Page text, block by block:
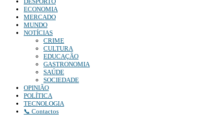
ECONOMIA
MERCADO
MUNDO
NOTÍCIAS
CRIME
CULTURA
EDUCAÇÃO
GASTRONOMIA
SAÚDE
SOCIEDADE
OPINIÃO
POLÍTICA
TECNOLOGIA
📞 Contactos